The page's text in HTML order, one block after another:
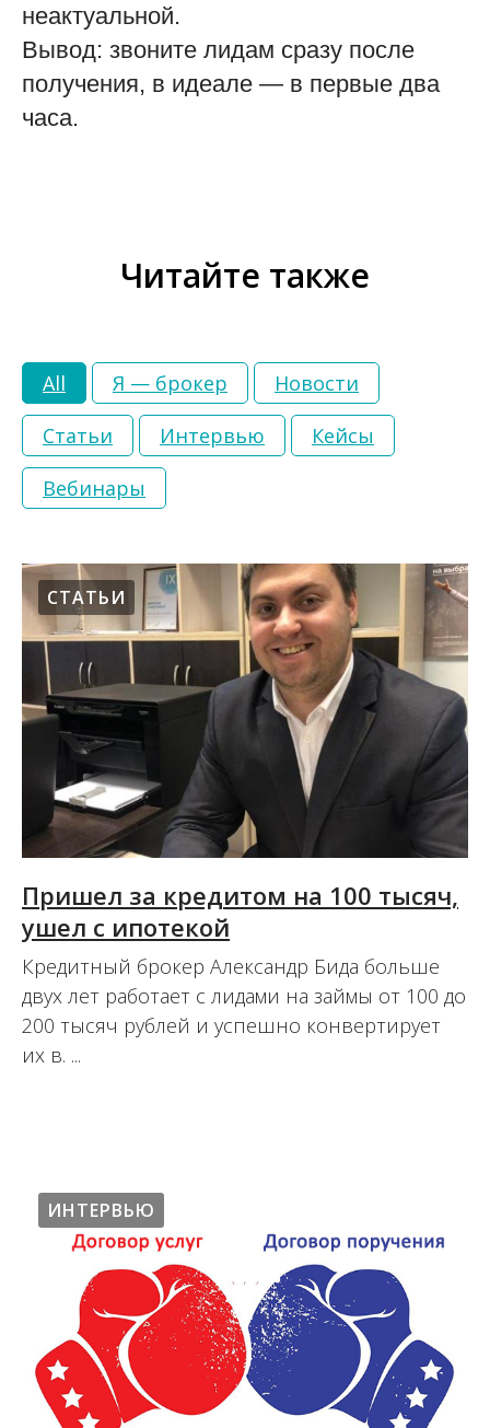
неактуальной.
Вывод: звоните лидам сразу после
получения, в идеале — в первые два
часа.
Читайте также
All Я — брокер
Новости
Статьи
Интервью
Кейсы
Вебинары
СТАТЬИ
Пришел за кредитом на 100 тысяч,
ушел с ипотекой
Кредитный брокер Александр Бида больше
двух лет работает с лидами на займы от 100 до
200 тысяч рублей и успешно конвертирует
их в. ...
ИНТЕРВЬЮ